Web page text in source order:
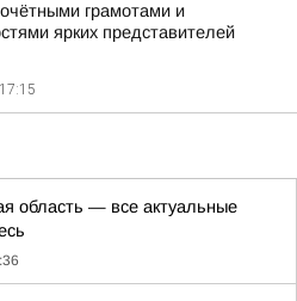
грамотами и
ярких представителей
область — все актуальные